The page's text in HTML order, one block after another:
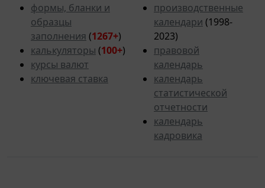
формы, бланки и
образцы
заполнения (1267+)
калькуляторы (100+)
курсы валют
ключевая ставка
производственные
календари (1998-
2023)
правовой
календарь
календарь
статистической
отчетности
календарь
кадровика